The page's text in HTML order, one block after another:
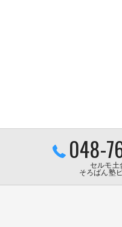
048-
セルモ土
そろばん塾